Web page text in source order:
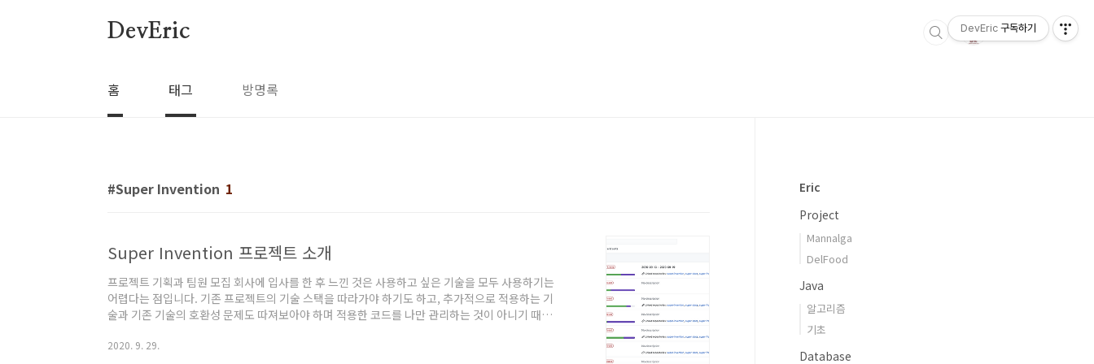
DevEric
홈 태그 방명록
Super Invention 1
Super Invention 프로젝트 소개
프로젝트 기획과 팀원 모집 회사에 입사를 한 후 느낀 것은 사용하고 싶은 기술을 모두 사용하기는
어렵다는 점입니다. 기존 프로젝트의 기술 스택을 따라가야 하기도 하고, 추가적으로 적용하는 기
술과 기존 기술의 호환성 문제도 따져보아야 하며 적용한 코드를 나만 관리하는 것이 아니기 때문
해 개발하고, 적용하며 시행착오를 겪어보는 것이라 생각합니다. 이번 프로젝트는 '쓰고 싶은 기술
2020. 9. 29.
Eric
Project
Mannalga
DelFood
Java
알고리즘
기초
Database
DevEric 구독하기